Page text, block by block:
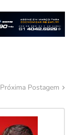
Próxima Postagem